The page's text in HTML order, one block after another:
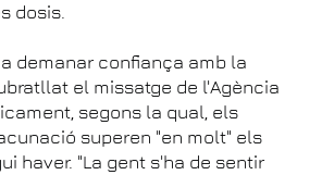
dosis.
demanar confiança amb la
el missatge de l'Agència
segons la qual, els
superen "en molt" els
haver. "La gent s'ha de sentir